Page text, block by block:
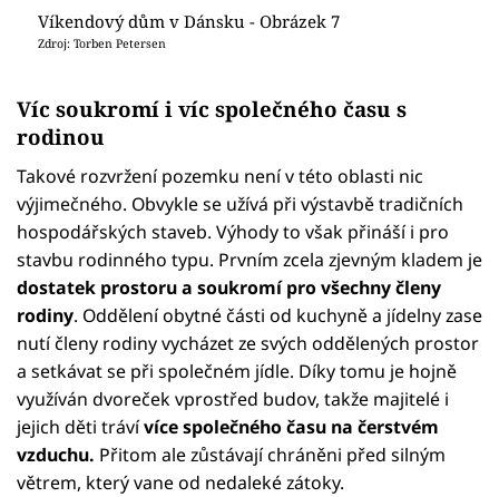
Víkendový dům v Dánsku - Obrázek 7
Zdroj: Torben Petersen
Víc soukromí i víc společného času s
rodinou
Takové rozvržení pozemku není v této oblasti nic
výjimečného. Obvykle se užívá při výstavbě tradičních
hospodářských staveb. Výhody to však přináší i pro
stavbu rodinného typu. Prvním zcela zjevným kladem je
dostatek prostoru a soukromí pro všechny členy
rodiny. Oddělení obytné části od kuchyně a jídelny zase
nutí členy rodiny vycházet ze svých oddělených prostor
a setkávat se při společném jídle. Díky tomu je hojně
využíván dvoreček vprostřed budov, takže majitelé i
jejich děti trávívíce společného času na čerstvém
vzduchu. Přitom ale zůstávají chráněni před silným
větrem, který vane od nedaleké zátoky.